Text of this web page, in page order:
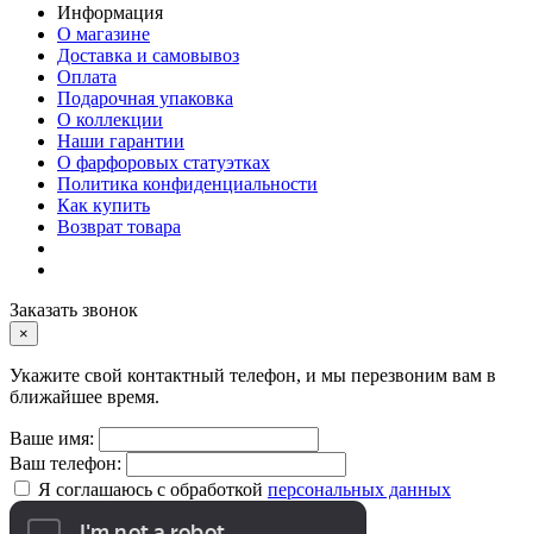
Информация
О магазине
Доставка и самовывоз
Оплата
Подарочная упаковка
О коллекции
Наши гарантии
О фарфоровых статуэтках
Политика конфиденциальности
Как купить
Возврат товара
Заказать звонок
×
Укажите свой контактный телефон, и мы перезвоним вам в
ближайшее время.
Ваше имя:
Ваш телефон:
Я соглашаюсь с обработкой персональных данных